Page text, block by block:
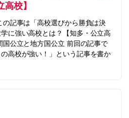
校】
の記事は「高校選びから勝負は決
に強い高校とは？【知多・公立高
公立と地方国公立 前回の記事で
高校が強い！」という記事を書か